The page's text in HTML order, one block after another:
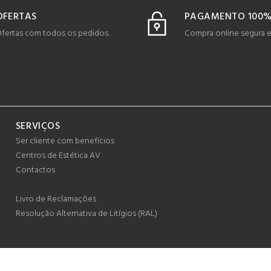
com todos os pedidos.
PAGAMENTO
Compra online segura
SERVIÇOS
Ser cliente com benefícios
Centros de Estética AV
Contactos
Livro de Reclamações
Resolução Alternativa de Litígios (RAL)